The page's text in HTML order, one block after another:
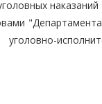
"Департамента